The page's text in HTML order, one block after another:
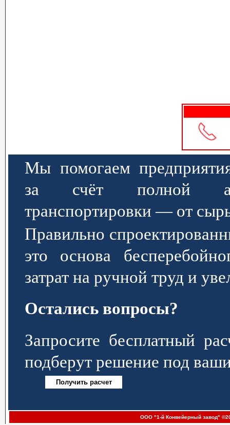
Мы помогаем
за счёт полной
транспортировки — от
Правильно
это основа
затрат на ручной труд и
Остались вопросы?
Запросите бесплатный
подберут решение под
ООО "1-й Конвейерный завод"